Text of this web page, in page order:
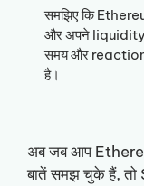
समझिए कि
और अपने
समय और reaction
है।
अब जब आप
बातें समझ चुके हैं,